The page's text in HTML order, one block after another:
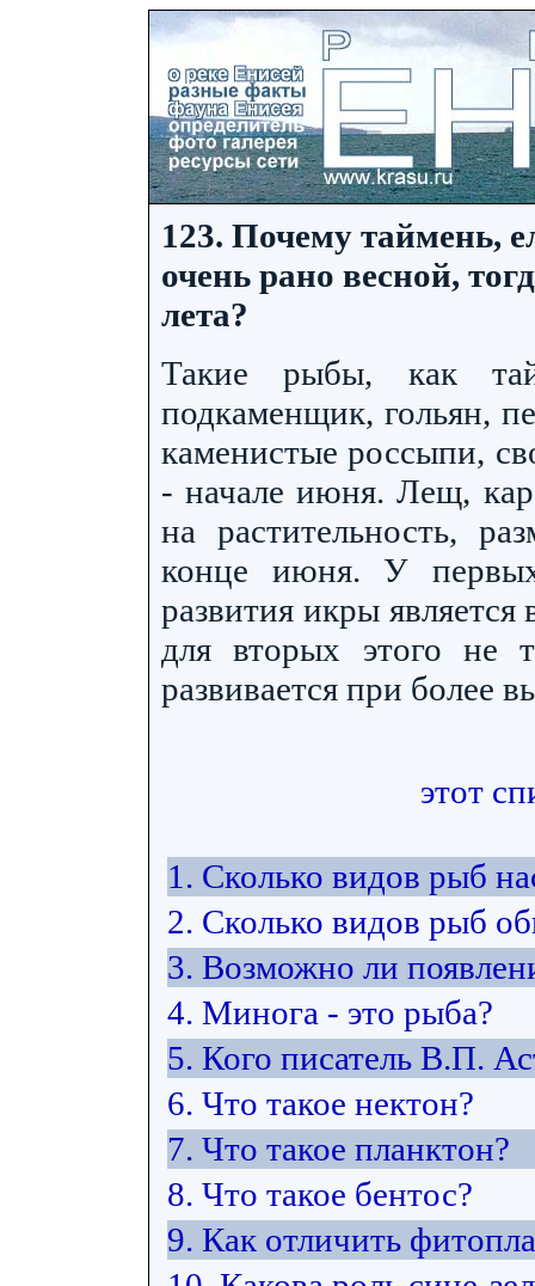
123. Почему таймень,
очень рано весной,
лета?
Такие рыбы, как
подкаменщик, гольян,
каменистые россыпи,
- начале июня. Лещ,
на растительность,
конце июня. У
развития икры является
для вторых этого не
развивается при более
этот
1. Сколько видов рыб
2. Сколько видов рыб
3. Возможно ли
4. Минога - это рыба?
5. Кого писатель В.П.
6. Что такое нектон?
7. Что такое планктон?
8. Что такое бентос?
9. Как отличить